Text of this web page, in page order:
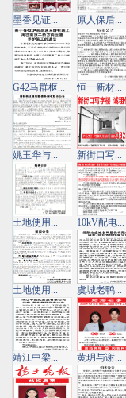
墨香见证... 原人保后...
G42马群枢... 恒一新材...
姚玉华与... 新街口写...
土地使用... 10kV配电...
土地使用... 虞城老鸭...
靖江中梁... 黄玥与谢...